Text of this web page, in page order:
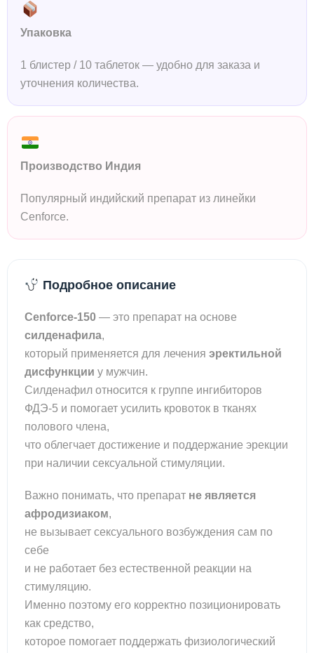
Упаковка
1 блистер / 10 таблеток — удобно для заказа и
уточнения количества.
Производство Индия
Популярный индийский препарат из линейки
Cenforce.
Подробное описание
Cenforce-150 — это препарат на основе
силденафила,
который применяется для лечения эректильной
дисфункции у мужчин.
Силденафил относится к группе ингибиторов
ФДЭ-5 и помогает усилить кровоток в тканях
полового члена,
что облегчает достижение и поддержание эрекции
при наличии сексуальной стимуляции.
Важно понимать, что препарат не является
афродизиаком,
не вызывает сексуального возбуждения сам по
себе
и не работает без естественной реакции на
стимуляцию.
Именно поэтому его корректно позиционировать
как средство,
которое помогает поддержать физиологический